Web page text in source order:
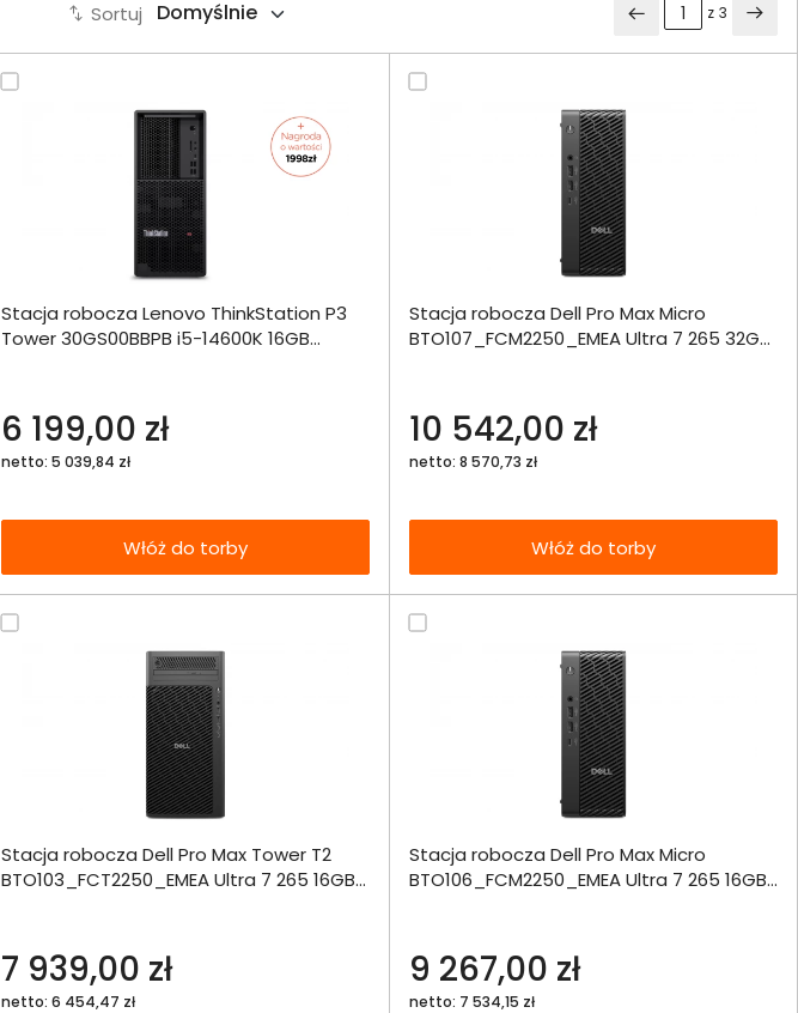
Sortuj z 3
Włóż do
Stacja robocza Lenovo ThinkStation P3
Tower 30GS00BBPB i5-14600K 16GB
6 199,00 zł
netto: 5 039,84 zł
Włóż do torby
Włóż do
torby
Dodaj do porównania
Omówienie
Stacja robocza Dell Pro Max Micro
BTO107_FCM2250_EMEA Ultra 7 265 32GB
10 542,00 zł
netto: 8 570,73 zł
Włóż do torby
Włóż do
torby
Stacja robocza Dell Pro Max Tower T2
BTO103_FCT2250_EMEA Ultra 7 265 16GB
7 939,00 zł
netto: 6 454,47 zł
Włóż do
torby
Dodaj do porównania
Omówienie
Stacja robocza Dell Pro Max Micro
BTO106_FCM2250_EMEA Ultra 7 265 16GB
9 267,00 zł
netto: 7 534,15 zł